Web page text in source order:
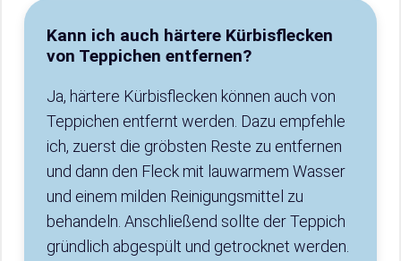
Kann ich auch härtere Kürbisflecken
von Teppichen entfernen?
Ja, härtere Kürbisflecken können auch von
Teppichen entfernt werden. Dazu empfehle
ich, zuerst die gröbsten Reste zu entfernen
und dann den Fleck mit lauwarmem Wasser
und einem milden Reinigungsmittel zu
behandeln. Anschließend sollte der Teppich
gründlich abgespült und getrocknet werden.